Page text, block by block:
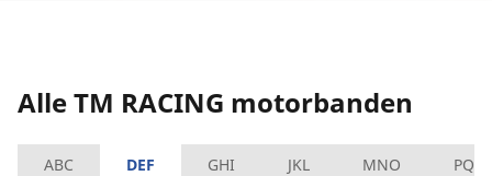
Alle TM RACING motorbanden
ABC DEF GHI JKL MNO PQRS